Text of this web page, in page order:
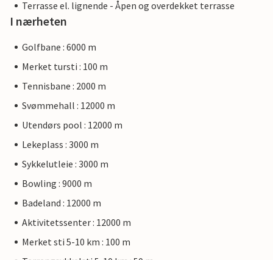
Terrasse el. lignende - Åpen og overdekket terrasse
I nærheten
Golfbane : 6000 m
Merket tursti : 100 m
Tennisbane : 2000 m
Svømmehall : 12000 m
Utendørs pool : 12000 m
Lekeplass : 3000 m
Sykkelutleie : 3000 m
Bowling : 9000 m
Badeland : 12000 m
Aktivitetssenter : 12000 m
Merket sti 5-10 km : 100 m